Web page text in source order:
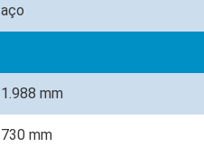
aço
1.988 mm
730 mm